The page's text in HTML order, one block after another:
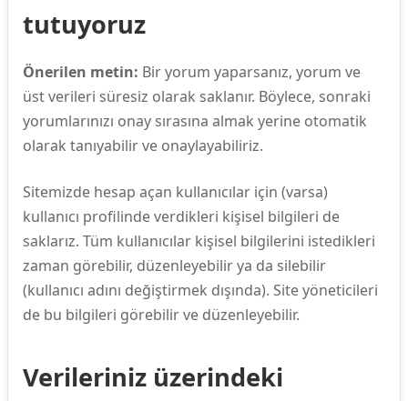
tutuyoruz
Önerilen metin: Bir yorum yaparsanız, yorum ve
üst verileri süresiz olarak saklanır. Böylece, sonraki
yorumlarınızı onay sırasına almak yerine otomatik
olarak tanıyabilir ve onaylayabiliriz.
Sitemizde hesap açan kullanıcılar için (varsa)
kullanıcı profilinde verdikleri kişisel bilgileri de
saklarız. Tüm kullanıcılar kişisel bilgilerini istedikleri
zaman görebilir, düzenleyebilir ya da silebilir
(kullanıcı adını değiştirmek dışında). Site yöneticileri
de bu bilgileri görebilir ve düzenleyebilir.
Verileriniz üzerindeki